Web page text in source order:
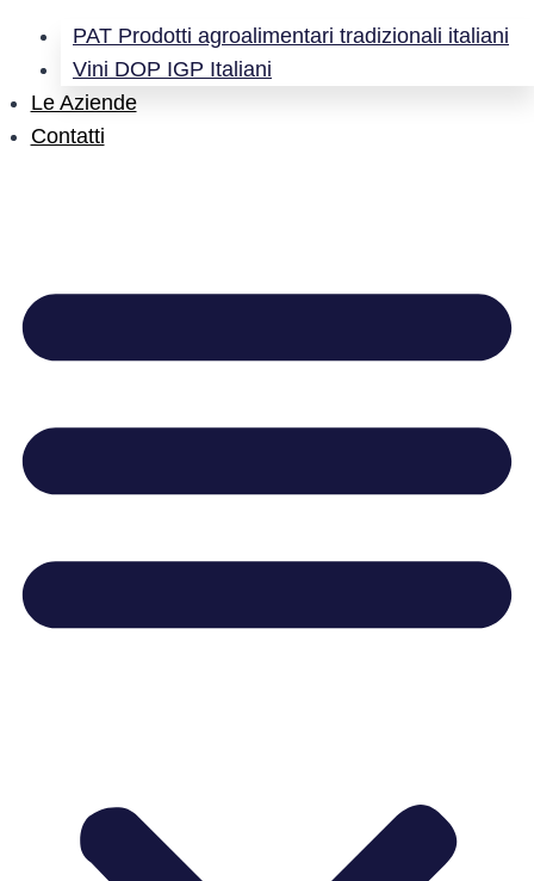
PAT Prodotti agroalimentari tradizionali italiani
Vini DOP IGP Italiani
Le Aziende
Contatti